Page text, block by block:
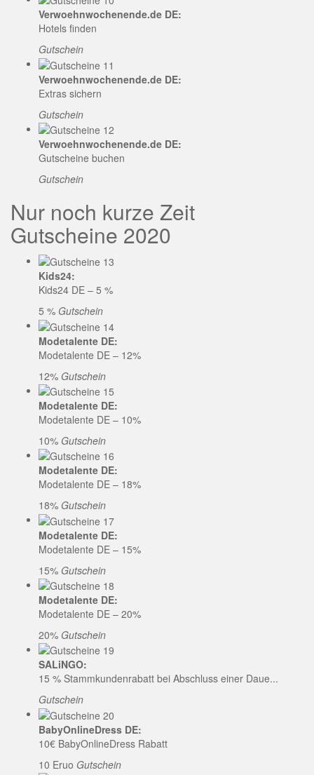
Verwoehnwochenende.de DE:
Hotels finden
Gutschein
Verwoehnwochenende.de DE:
Extras sichern
Gutschein
Verwoehnwochenende.de DE:
Gutscheine buchen
Gutschein
Nur noch kurze Zeit
Gutscheine 2020
Kids24:
Kids24 DE – 5 %
5 % Gutschein
Modetalente DE:
Modetalente DE – 12%
12% Gutschein
Modetalente DE:
Modetalente DE – 10%
10% Gutschein
Modetalente DE:
Modetalente DE – 18%
18% Gutschein
Modetalente DE:
Modetalente DE – 15%
15% Gutschein
Modetalente DE:
Modetalente DE – 20%
20% Gutschein
SALiNGO:
15 % Stammkundenrabatt bei Abschluss einer Daue...
Gutschein
BabyOnlineDress DE:
10€ BabyOnlineDress Rabatt
10 Eruo Gutschein